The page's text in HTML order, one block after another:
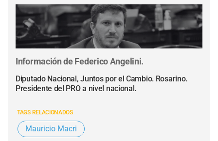
Información de Federico Angelini.
Diputado Nacional, Juntos por el Cambio. Rosarino.
Presidente del PRO a nivel nacional.
TAGS RELACIONADOS
Mauricio Macri